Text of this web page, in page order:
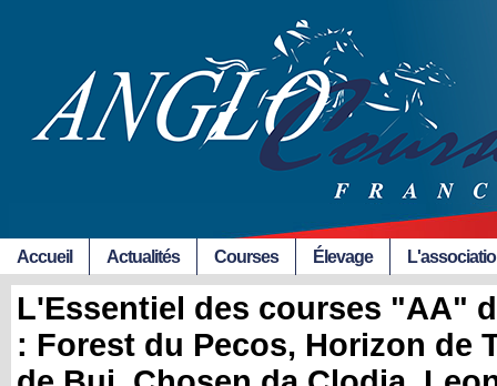
Accueil Actualités Courses Élevage
L'Essentiel des courses "AA"
: Forest du Pecos, Horizon de